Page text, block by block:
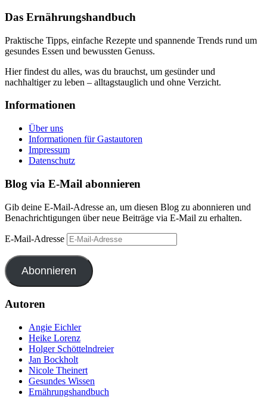
Das Ernährungshandbuch
Praktische Tipps, einfache Rezepte und spannende Trends rund um
gesundes Essen und bewussten Genuss.
Hier findest du alles, was du brauchst, um gesünder und
nachhaltiger zu leben – alltagstauglich und ohne Verzicht.
Informationen
Über uns
Informationen für Gastautoren
Impressum
Datenschutz
Blog via E-Mail abonnieren
Gib deine E-Mail-Adresse an, um diesen Blog zu abonnieren und
Benachrichtigungen über neue Beiträge via E-Mail zu erhalten.
E-Mail-Adresse
Abonnieren
Autoren
Angie Eichler
Heike Lorenz
Holger Schöttelndreier
Jan Bockholt
Nicole Theinert
Gesundes Wissen
Ernährungshandbuch